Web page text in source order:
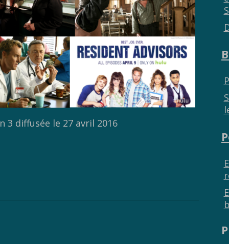
3 diffusée le 27 avril 2016